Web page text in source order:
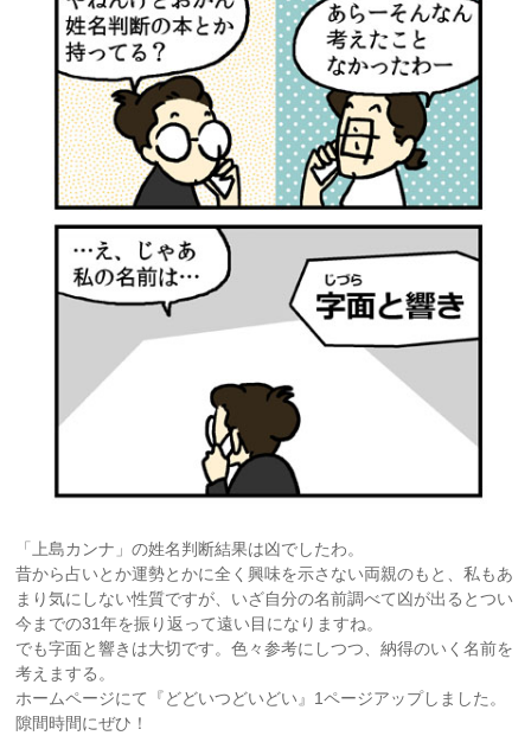
「上島カンナ」の姓名判断結果は凶でしたわ。
昔から占いとか運勢とかに全く興味を示さない両親のもと、私もあ
まり気にしない性質ですが、いざ自分の名前調べて凶が出るとつい
今までの31年を振り返って遠い目になりますね。
でも字面と響きは大切です。色々参考にしつつ、納得のいく名前を
考えまする。
ホームページにて『どどいつどいどい』1ページアップしました。
隙間時間にぜひ！